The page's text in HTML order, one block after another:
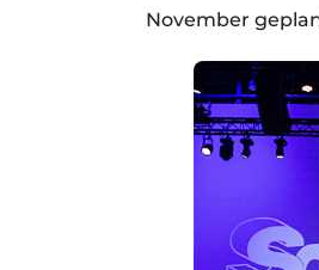
November